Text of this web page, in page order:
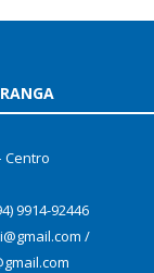
Centro
9914-92446
/